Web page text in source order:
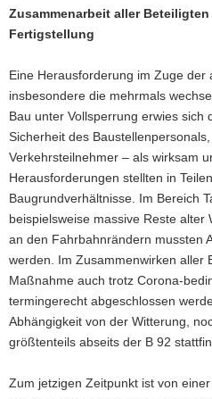
Zusammenarbeit aller
Fertigstellung
Eine Herausforderung im Zuge
insbesondere die mehrmals
Bau unter Vollsperrung erwies sich
Sicherheit des
Verkehrsteilnehmer – als wirksam
Herausforderungen stellten in
Baugrundverhältnisse. Im Bereich
beispielsweise massive Reste alter
an den Fahrbahnrändern mussten
werden. Im Zusammenwirken aller
Maßnahme auch trotz Corona-
termingerecht abgeschlossen
Abhängigkeit von der Witterung,
größtenteils abseits der B 92
Zum jetzigen Zeitpunkt ist von